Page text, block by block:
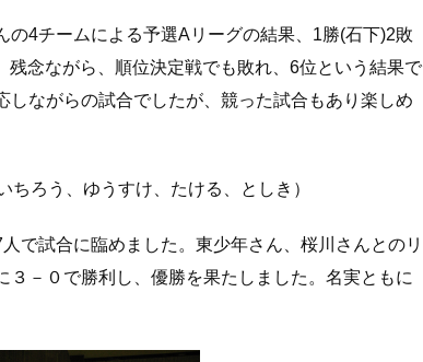
4チームによる予選Aリーグの結果、1勝(石下)2敗
念ながら、順位決定戦でも敗れ、6位という結果で
しながらの試合でしたが、競った試合もあり楽しめ
ろう、ゆうすけ、たける、としき）
で試合に臨めました。東少年さん、桜川さんとのリ
－０で勝利し、優勝を果たしました。名実ともに